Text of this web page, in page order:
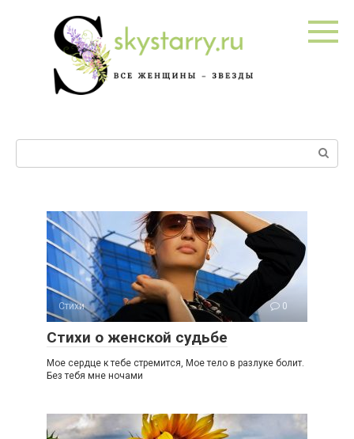
Поиск:
Стихи 0
Стихи о женской судьбе
Мое сердце к тебе стремится, Мое тело в разлуке болит.
Без тебя мне ночами